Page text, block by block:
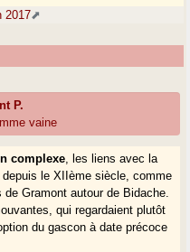
2017
P.
vaine
complexe , les liens avec la
le XIIème siècle, comme
Gramont autour de Bidache.
qui regardaient plutôt
du gascon à date précoce